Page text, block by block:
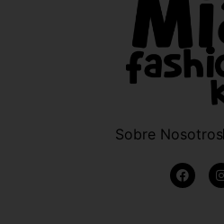
Sobre Nosotros